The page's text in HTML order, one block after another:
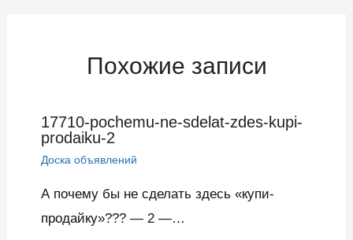
Похожие записи
17710-pochemu-ne-sdelat-zdes-kupi-
prodaiku-2
Доска объявлений
А почему бы не сделать здесь «купи-
продайку»??? — 2 —…